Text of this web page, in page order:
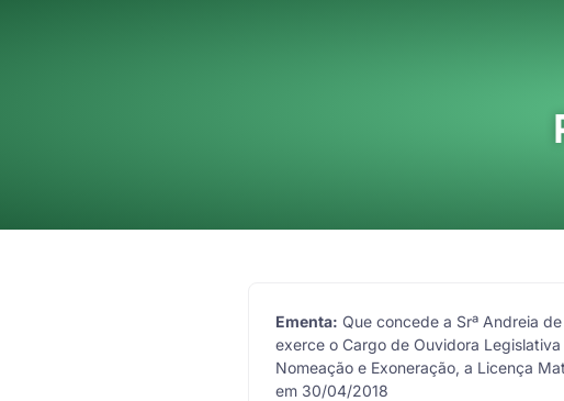
Ementa: Que concede a Srª Andreia
exerce o Cargo de Ouvidora
Nomeação e Exoneração, a Licença
em 30/04/2018